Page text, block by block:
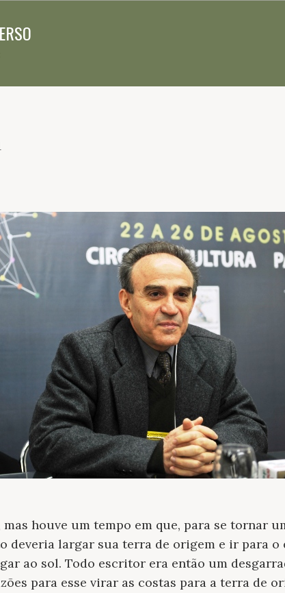
houve um tempo em que, para se tornar
deveria largar sua terra de origem e ir para o
ao sol. Todo escritor era então um
para esse virar as costas para a terra de